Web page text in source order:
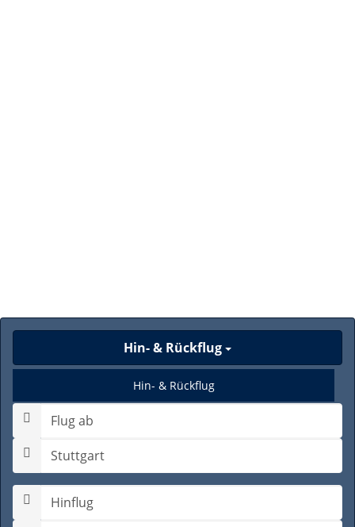
Hin- & Rückflug
Hin- & Rückflug
Hinflugdatum auswählen